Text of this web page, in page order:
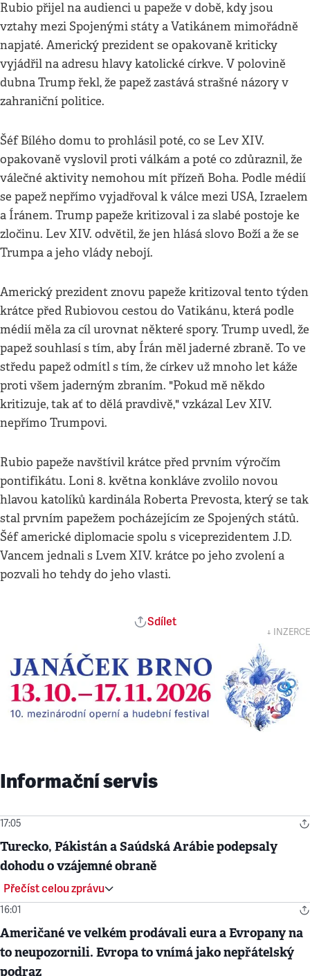
Rubio přijel na audienci u papeže v době, kdy jsou
vztahy mezi Spojenými státy a Vatikánem mimořádně
napjaté. Americký prezident se opakovaně kriticky
vyjádřil na adresu hlavy katolické církve. V polovině
dubna Trump řekl, že papež zastává strašné názory v
zahraniční politice.
Šéf Bílého domu to prohlásil poté, co se Lev XIV.
opakovaně vyslovil proti válkám a poté co zdůraznil, že
válečné aktivity nemohou mít přízeň Boha. Podle médií
se papež nepřímo vyjadřoval k válce mezi USA, Izraelem
a Íránem. Trump papeže kritizoval i za slabé postoje ke
zločinu. Lev XIV. odvětil, že jen hlásá slovo Boží a že se
Trumpa a jeho vlády nebojí.
Americký prezident znovu papeže kritizoval tento týden
krátce před Rubiovou cestou do Vatikánu, která podle
médií měla za cíl urovnat některé spory. Trump uvedl, že
papež souhlasí s tím, aby Írán měl jaderné zbraně. To ve
středu papež odmítl s tím, že církev už mnoho let káže
proti všem jaderným zbraním. "Pokud mě někdo
kritizuje, tak ať to dělá pravdivě," vzkázal Lev XIV.
nepřímo Trumpovi.
Rubio papeže navštívil krátce před prvním výročím
pontifikátu. Loni 8. května konkláve zvolilo novou
hlavou katolíků kardinála Roberta Prevosta, který se tak
stal prvním papežem pocházejícím ze Spojených států.
Šéf americké diplomacie spolu s viceprezidentem J.D.
Vancem jednali s Lvem XIV. krátce po jeho zvolení a
pozvali ho tehdy do jeho vlasti.
Sdílet
↓ INZERCE
Informační servis
17:05
Turecko, Pákistán a Saúdská Arábie podepsaly
dohodu o vzájemné obraně
Přečíst celou zprávu
16:01
Američané ve velkém prodávali eura a Evropany na
to neupozornili. Evropa to vnímá jako nepřátelský
podraz